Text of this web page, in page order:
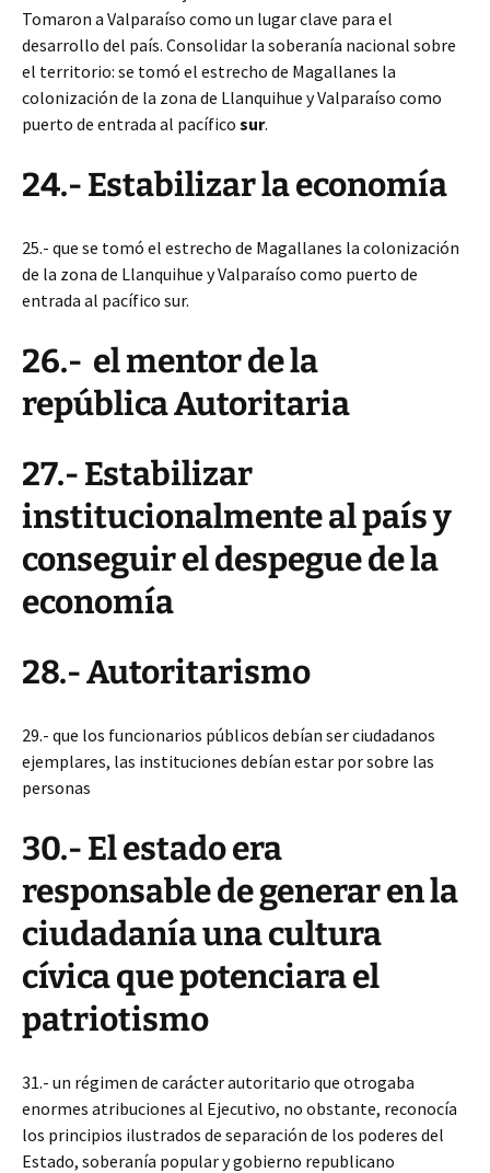
Tomaron a Valparaíso como un lugar clave para el
desarrollo del país. Consolidar la soberanía nacional sobre
el territorio: se tomó el estrecho de Magallanes la
colonización de la zona de Llanquihue y Valparaíso como
puerto de entrada al pacífico sur.
24.- Estabilizar la economía
25.- que se tomó el estrecho de Magallanes la colonización
de la zona de Llanquihue y Valparaíso como puerto de
entrada al pacífico sur.
26.- el mentor de la
república Autoritaria
27.- Estabilizar
institucionalmente al país y
conseguir el despegue de la
economía
28.- Autoritarismo
29.- que los funcionarios públicos debían ser ciudadanos
ejemplares, las instituciones debían estar por sobre las
personas
30.- El estado era
responsable de generar en la
ciudadanía una cultura
cívica que potenciara el
patriotismo
31.- un régimen de carácter autoritario que otrogaba
enormes atribuciones al Ejecutivo, no obstante, reconocía
los principios ilustrados de separación de los poderes del
Estado, soberanía popular y gobierno republicano